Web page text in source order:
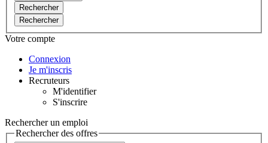
Rechercher
Rechercher
Votre compte
Connexion
Je m'inscris
Recruteurs
M'identifier
S'inscrire
Rechercher un emploi
Rechercher des offres